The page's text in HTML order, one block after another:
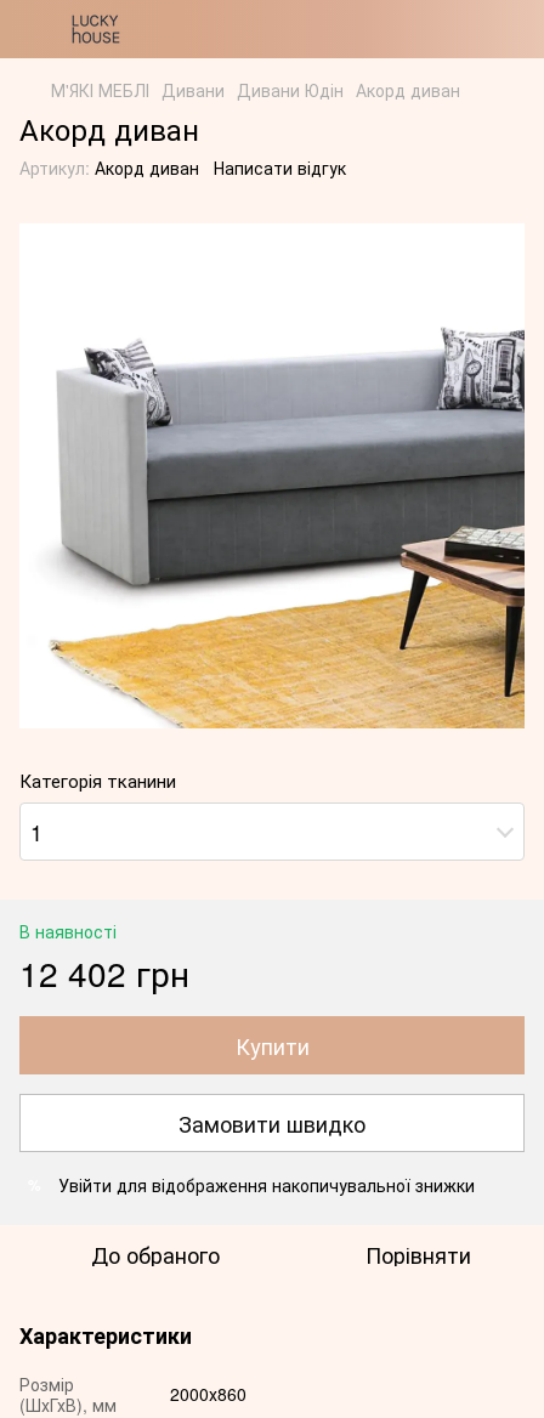
М'ЯКІ МЕБЛІ Дивани Дивани Юдін Акорд диван
Акорд диван
Артикул: Акорд диван Написати відгук
Категорія тканини
1
В наявності
12 402 грн
Купити
Замовити швидко
Увійти для відображення накопичувальної знижки
До обраного Порівняти
Характеристики
Розмір
(ШхГхВ), мм
2000х860